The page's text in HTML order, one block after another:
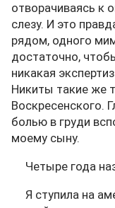
отворачиваясь к
слезу. И это
рядом, одного
достаточно,
никакая
Никиты такие же
Воскресенского.
болью в груди
моему сыну.
Четыре года
Я ступила на